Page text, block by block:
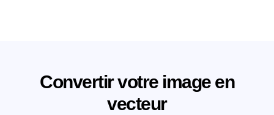
Convertir votre image en
vecteur